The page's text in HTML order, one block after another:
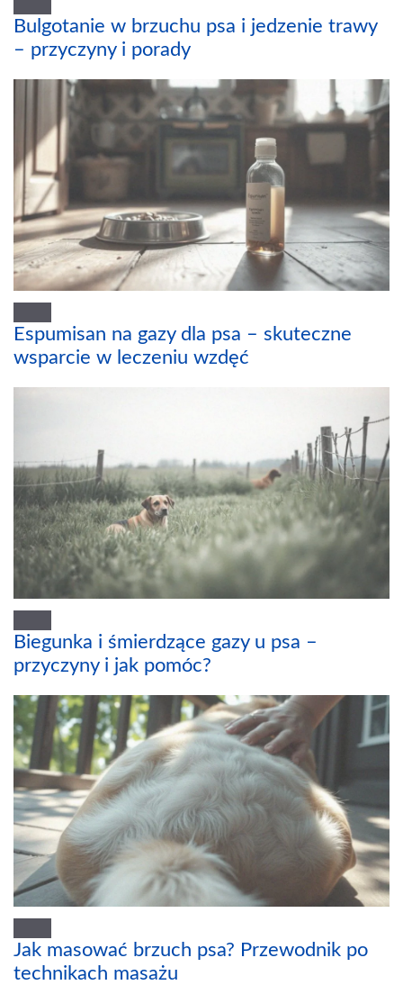
Bulgotanie w brzuchu psa i jedzenie trawy
– przyczyny i porady
Espumisan na gazy dla psa – skuteczne
wsparcie w leczeniu wzdęć
Biegunka i śmierdzące gazy u psa –
przyczyny i jak pomóc?
Jak masować brzuch psa? Przewodnik po
technikach masażu